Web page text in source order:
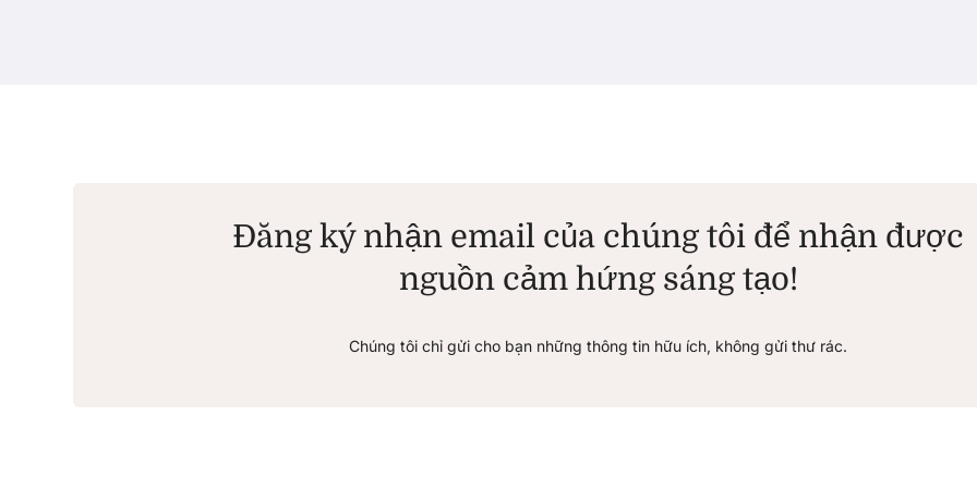
Đăng ký nhận email của chúng tôi để nhận được
nguồn cảm hứng sáng tạo!
Chúng tôi chỉ gửi cho bạn những thông tin hữu ích, không gửi thư rác.